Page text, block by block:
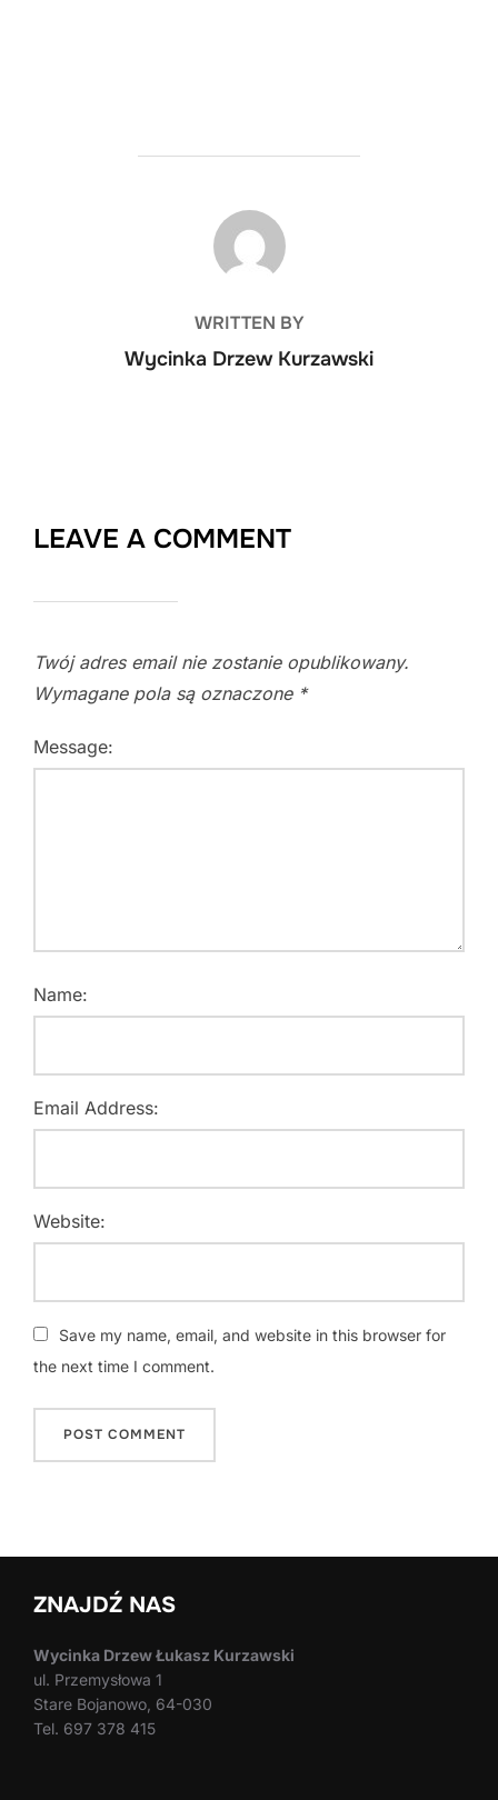
POST AUTHOR
WRITTEN BY
Wycinka Drzew Kurzawski
LEAVE A COMMENT
Twój adres email nie zostanie opublikowany.
Wymagane pola są oznaczone *
Message:
Name:
Email Address:
Website:
Save my name, email, and website in this browser for
the next time I comment.
ZNAJDŹ NAS
Wycinka Drzew Łukasz Kurzawski
ul. Przemysłowa 1
Stare Bojanowo, 64-030
Tel. 697 378 415